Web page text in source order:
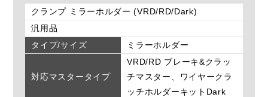
クランプ ミラーホルダー (VRD/RD/Dark)
汎用品
タイプ/サイズ
ミラーホルダー
対応マスタータイプ
VRD/RD ブレーキ&クラッ
チマスター、ワイヤークラ
ッチホルダーキットDark